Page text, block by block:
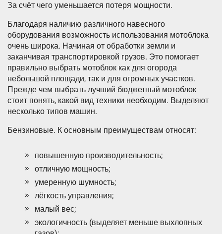
За счёт чего уменьшается потеря мощности.
Благодаря наличию различного навесного
оборудования возможность использования мотоблока
очень широка. Начиная от обработки земли и
заканчивая транспортировкой грузов. Это помогает
правильно выбрать мотоблок как для огорода
небольшой площади, так и для огромных участков.
Прежде чем выбрать лучший бюджетный мотоблок
стоит понять, какой вид техники необходим. Выделяют
несколько типов машин.
Бензиновые. К основным преимуществам относят:
повышенную производительность;
отличную мощность;
умеренную шумность;
лёгкость управления;
малый вес;
экологичность (выделяет меньше выхлопных